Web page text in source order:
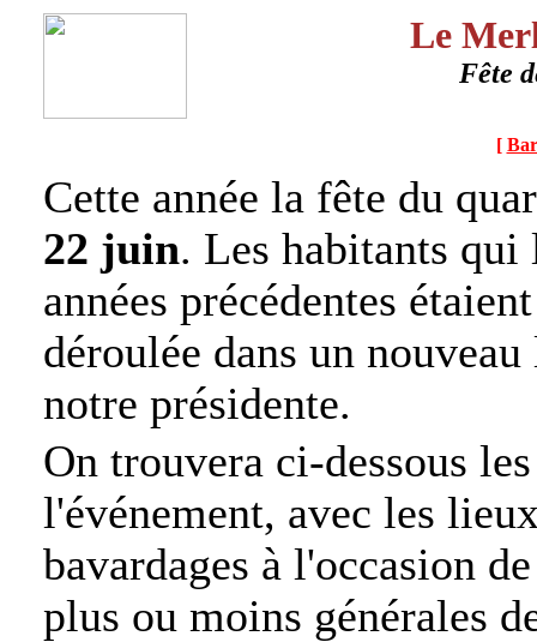
Le
Fête
[
Cette année la fête du
22 juin. Les habitants
années précédentes
déroulée dans un
notre présidente.
On trouvera ci-dessous
l'événement, avec les
bavardages à l'occasion
plus ou moins générales